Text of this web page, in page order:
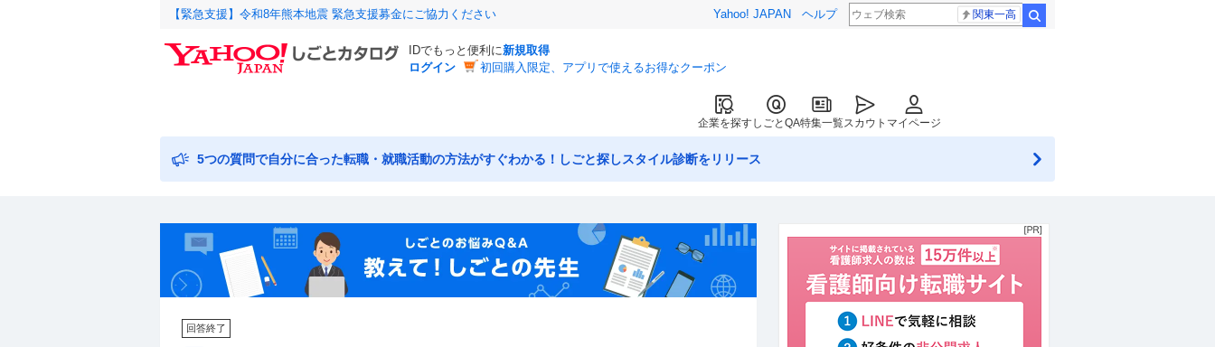
【緊急支援】令和8年熊本地震 緊急支援募金にご協力ください Yahoo! JAPAN ヘルプ 関東一高
IDでもっと便利に新規取得
ログイン
初回購入限定、アプリで使えるお得なクーポン
企業を探すしごとQA特集一覧スカウト マイページ
5つの質問で自分に合った転職・就職活動の方法がすぐわかる！しごと探しスタイル診断をリリース
回答終了